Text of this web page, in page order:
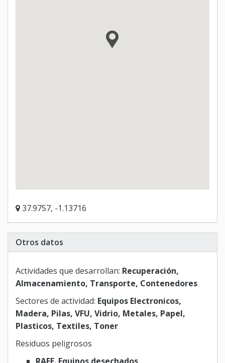
37.9757, -1.13716
Otros datos
Actividades que desarrollan: Recuperación,
Almacenamiento, Transporte, Contenedores
Sectores de actividad: Equipos Electronicos,
Madera, Pilas, VFU, Vidrio, Metales, Papel,
Plasticos, Textiles, Toner
Residuos peligrosos